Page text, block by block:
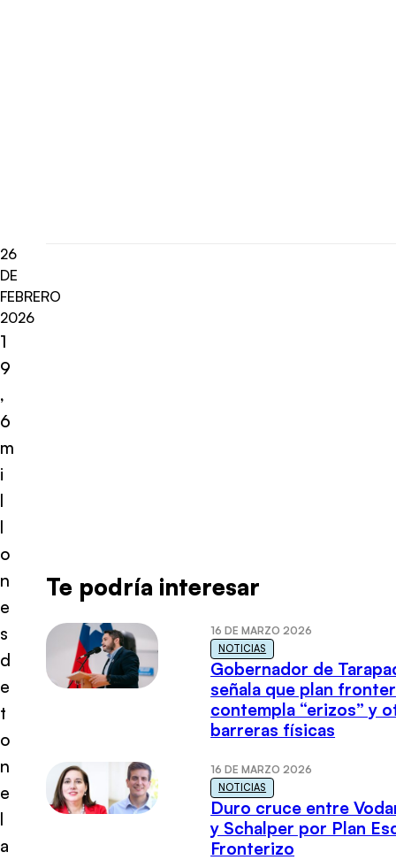
26
DE
FEBRERO
2026
1
9
,
6
m
i
l
l
o
n
e
s
d
e
t
o
n
e
l
a
Te podría interesar
16 DE MARZO 2026
NOTICIAS
Gobernador de
señala que plan
contempla “erizos” y
barreras físicas
16 DE MARZO 2026
NOTICIAS
Duro cruce entre
y Schalper por Plan
Fronterizo